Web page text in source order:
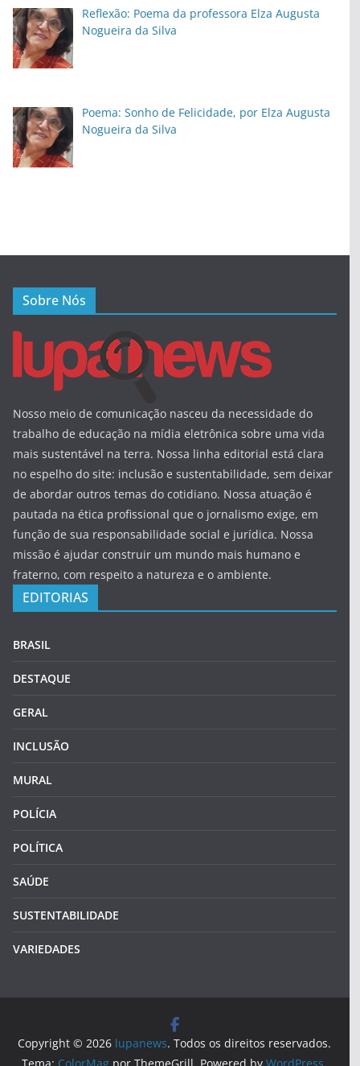
Reflexão: Poema da professora Elza Augusta
Nogueira da Silva
Poema: Sonho de Felicidade, por Elza Augusta
Nogueira da Silva
Sobre Nós
Nosso meio de comunicação nasceu da necessidade do
trabalho de educação na mídia eletrônica sobre uma vida
mais sustentável na terra. Nossa linha editorial está clara
no espelho do site: inclusão e sustentabilidade, sem deixar
de abordar outros temas do cotidiano. Nossa atuação é
pautada na ética profissional que o jornalismo exige, em
função de sua responsabilidade social e jurídica. Nossa
missão é ajudar construir um mundo mais humano e
fraterno, com respeito a natureza e o ambiente.
EDITORIAS
BRASIL
DESTAQUE
GERAL
INCLUSÃO
MURAL
POLÍCIA
POLÍTICA
SAÚDE
SUSTENTABILIDADE
VARIEDADES
Copyright © 2026 lupanews. Todos os direitos reservados.
Tema: ColorMag por ThemeGrill. Powered byWordPress